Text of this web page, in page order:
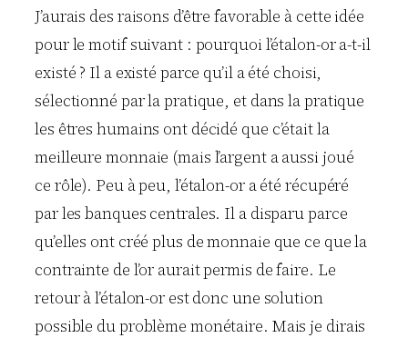
J’aurais des raisons d’être favorable à cette idée
pour le motif suivant : pourquoi l’étalon-or a-t-il
existé ? Il a existé parce qu’il a été choisi,
sélectionné par la pratique, et dans la pratique
les êtres humains ont décidé que c’était la
meilleure monnaie (mais l’argent a aussi joué
ce rôle). Peu à peu, l’étalon-or a été récupéré
par les banques centrales. Il a disparu parce
qu’elles ont créé plus de monnaie que ce que la
contrainte de l’or aurait permis de faire. Le
retour à l’étalon-or est donc une solution
possible du problème monétaire. Mais je dirais